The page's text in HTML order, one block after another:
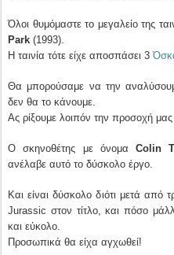
Όλοι θυμόμαστε το μεγαλείο της
Park (1993).
Η ταινία τότε είχε αποσπάσει 3
Θα μπορούσαμε να την
δεν θα το κάνουμε.
Ας ρίξουμε λοιπόν την προσοχή μας
Ο σκηνοθέτης με όνομα Colin
ανέλαβε αυτό το δύσκολο έργο.
Και είναι δύσκολο διότι μετά από
Jurassic στον τίτλο, και πόσο
και εύκολο.
Προσωπικά θα είχα αγχωθεί!